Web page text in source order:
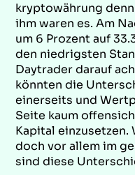
kryptowährung
ihm waren es. Am
um 6 Prozent auf
den niedrigsten
Daytrader darauf
könnten die
einerseits und
Seite kaum
Kapital
doch vor allem im
sind diese